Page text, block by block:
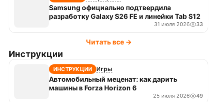
Samsung официально подтвердила
разработку Galaxy S26 FE и линейки Tab S12
31 июля 2026 33
Читать все →
Инструкции
ИНСТРУКЦИИ Игры
Автомобильный меценат: как дарить
машины в Forza Horizon 6
25 июля 2026 49